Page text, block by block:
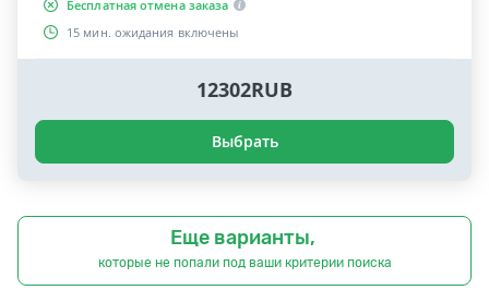
Бесплатная отмена заказа
15 мин. ожидания включены
12302RUB
Выбрать
Еще варианты,
которые не попали под ваши критерии поиска